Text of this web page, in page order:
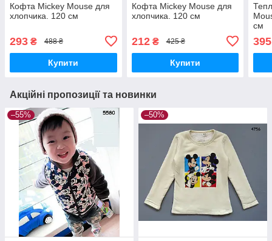
Кофта Mickey Mouse для
хлопчика. 120 см
293 ₴ 488 ₴
Купити
Кофта Mickey Mouse для
хлопчика. 120 см
212₴ 425 ₴
Купити
см
395
Акційні пропозиції та новинки
–55% –50%